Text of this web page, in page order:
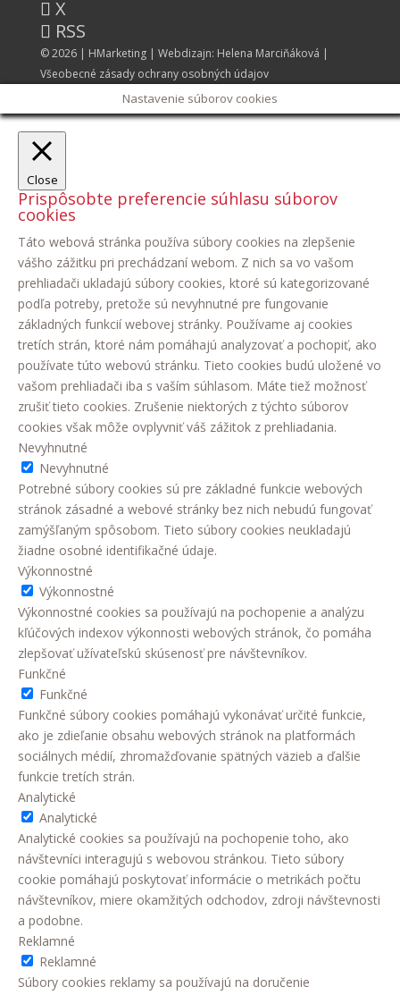
X
RSS
© 2026 | HMarketing| Webdizajn: Helena Marciňáková |
Všeobecné zásady ochrany osobných údajov
Nastavenie súborov cookies
Close
Prispôsobte preferencie súhlasu súborov
cookies
Táto webová stránka používa súbory cookies na zlepšenie
vášho zážitku pri prechádzaní webom. Z nich sa vo vašom
prehliadači ukladajú súbory cookies, ktoré sú kategorizované
podľa potreby, pretože sú nevyhnutné pre fungovanie
základných funkcií webovej stránky. Používame aj cookies
tretích strán, ktoré nám pomáhajú analyzovať a pochopiť, ako
používate túto webovú stránku. Tieto cookies budú uložené vo
vašom prehliadači iba s vaším súhlasom. Máte tiež možnosť
zrušiť tieto cookies. Zrušenie niektorých z týchto súborov
cookies však môže ovplyvniť váš zážitok z prehliadania.
Nevyhnutné
Nevyhnutné
Potrebné súbory cookies sú pre základné funkcie webových
stránok zásadné a webové stránky bez nich nebudú fungovať
zamýšľaným spôsobom. Tieto súbory cookies neukladajú
žiadne osobné identifikačné údaje.
Výkonnostné
Výkonnostné
Výkonnostné cookies sa používajú na pochopenie a analýzu
kľúčových indexov výkonnosti webových stránok, čo pomáha
zlepšovať užívateľskú skúsenosť pre návštevníkov.
Funkčné
Funkčné
Funkčné súbory cookies pomáhajú vykonávať určité funkcie,
ako je zdieľanie obsahu webových stránok na platformách
sociálnych médií, zhromažďovanie spätných väzieb a ďalšie
funkcie tretích strán.
Analytické
Analytické
Analytické cookies sa používajú na pochopenie toho, ako
návštevníci interagujú s webovou stránkou. Tieto súbory
cookie pomáhajú poskytovať informácie o metrikách počtu
návštevníkov, miere okamžitých odchodov, zdroji návštevnosti
a podobne.
Reklamné
Reklamné
Súbory cookies reklamy sa používajú na doručenie